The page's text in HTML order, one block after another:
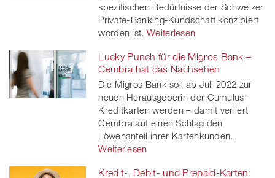
er
spezifischen Bedürfnisse der Schweizer
Private-Banking-Kundschaft konzipiert
worden ist. Weiterlesen
Lucky Punch für die Migros Bank –
Cembra hat das Nachsehen
Die Migros Bank soll ab Juli 2022 zur
neuen Herausgeberin der Cumulus-
Kreditkarten werden – damit verliert
Cembra auf einen Schlag den
Löwenanteil ihrer Kartenkunden.
Weiterlesen
Kredit-, Debit- und Prepaid-Karten: